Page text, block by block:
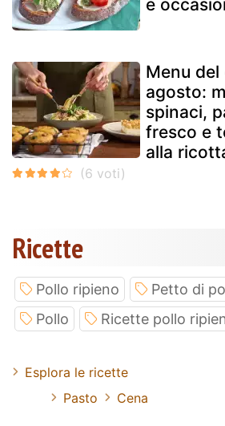
e
Menu
agosto:
spinaci,
fresco e
alla
Ricette
Pollo ripieno Petto di
Pollo
Ricette pollo
Esplora le ricette
Pasto
Cena